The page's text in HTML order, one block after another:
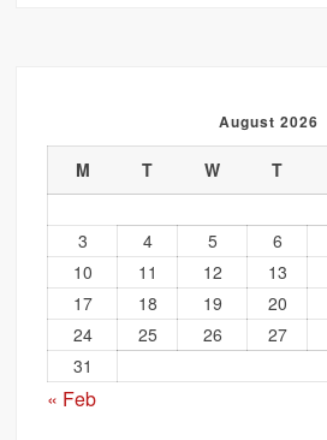
August 2026
M T W T
3
4 5 6
10
11 12 13
17
18 19 20
24
25 26 27
31
« Feb